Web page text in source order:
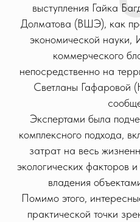
выступления Гайка
Долматова (ВШЭ), как
экономической науки,
коммерческого
непосредственно на
Светланы Гафаровой
Экспертами была
комплексного подхода,
затрат на весь
экологических факторов
владения
Помимо этого,
практической точки